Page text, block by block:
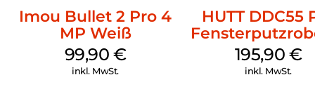
Imou Bullet 2 Pro 4
MP Weiß
99,90 €
inkl. MwSt.
HUTT DDC55
Weiß
195,90 €
inkl. MwSt.